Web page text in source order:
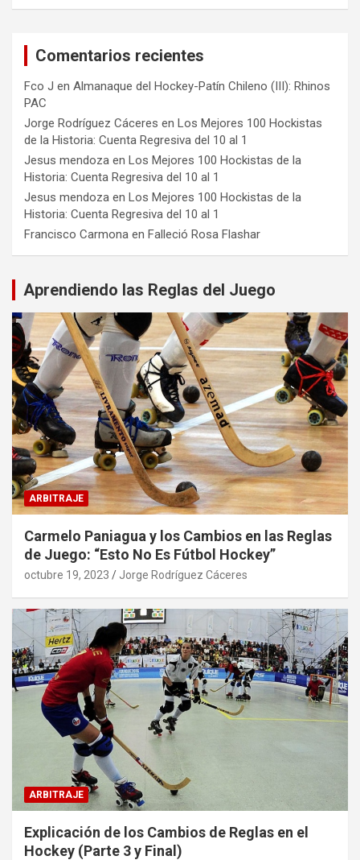
Comentarios recientes
Fco J en Almanaque del Hockey-Patín Chileno (III): Rhinos
PAC
Jorge Rodríguez Cáceres en Los Mejores 100 Hockistas
de la Historia: Cuenta Regresiva del 10 al 1
Jesus mendoza en Los Mejores 100 Hockistas de la
Historia: Cuenta Regresiva del 10 al 1
Jesus mendoza en Los Mejores 100 Hockistas de la
Historia: Cuenta Regresiva del 10 al 1
Francisco Carmona en Falleció Rosa Flashar
Aprendiendo las Reglas del Juego
ARBITRAJE
Carmelo Paniagua y los Cambios en las Reglas
de Juego: “Esto No Es Fútbol Hockey”
octubre 19, 2023 Jorge Rodríguez Cáceres
ARBITRAJE
Explicación de los Cambios de Reglas en el
Hockey (Parte 3 y Final)